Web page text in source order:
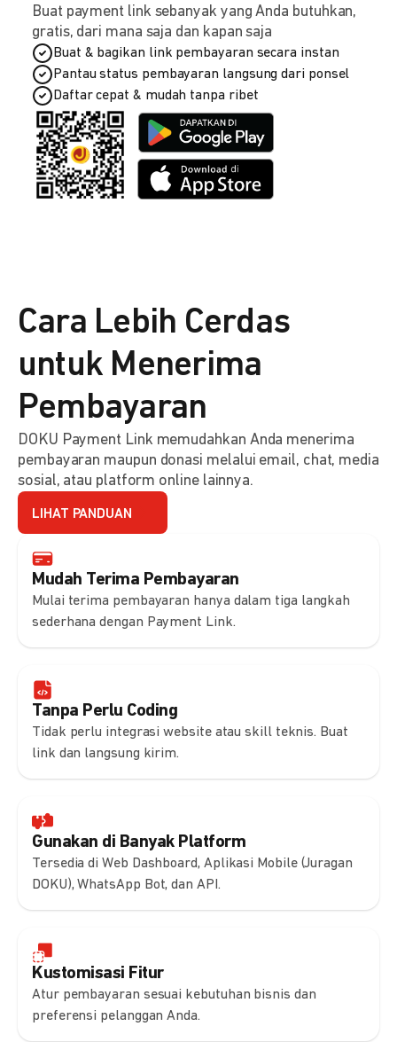
Buat payment link sebanyak yang Anda butuhkan,
gratis, dari mana saja dan kapan saja
Buat & bagikan link pembayaran secara instan
Pantau status pembayaran langsung dari ponsel
Daftar cepat & mudah tanpa ribet
Mudah Terima Pembayaran
Mulai terima pembayaran hanya dalam tiga langkah
sederhana dengan Payment Link.
Tanpa Perlu Coding
Tidak perlu integrasi website atau skill teknis. Buat
link dan langsung kirim.
Gunakan di Banyak Platform
Tersedia di Web Dashboard, Aplikasi Mobile (Juragan
DOKU), WhatsApp Bot, dan API.
Kustomisasi Fitur
Atur pembayaran sesuai kebutuhan bisnis dan
preferensi pelanggan Anda.
Cara Lebih Cerdas
untuk Menerima
Pembayaran
DOKU Payment Link memudahkan Anda menerima
pembayaran maupun donasi melalui email, chat, media
sosial, atau platform online lainnya.
LIHAT PANDUAN